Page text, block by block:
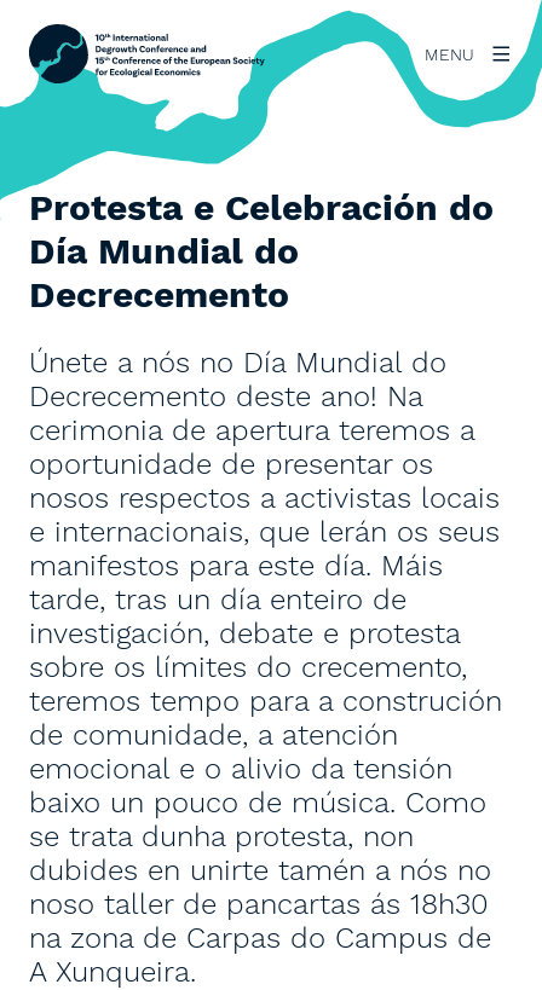
MENU
Protesta e Celebración do
Día Mundial do
Decrecemento
Únete a nós no Día Mundial do
Decrecemento deste ano! Na
cerimonia de apertura teremos a
oportunidade de presentar os
nosos respectos a activistas locais
e internacionais, que lerán os seus
manifestos para este día. Máis
tarde, tras un día enteiro de
investigación, debate e protesta
sobre os límites do crecemento,
teremos tempo para a construción
de comunidade, a atención
emocional e o alivio da tensión
baixo un pouco de música. Como
se trata dunha protesta, non
dubides en unirte tamén a nós no
noso taller de pancartas ás 18h30
na zona de Carpas do Campus de
A Xunqueira.